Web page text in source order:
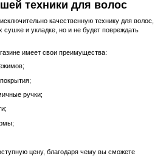
техники для волос
качественную технику для волос,
сушке и укладке, но и не будет повреждать
имеет свои преимущества:
ручки;
цену, благодаря чему вы сможете